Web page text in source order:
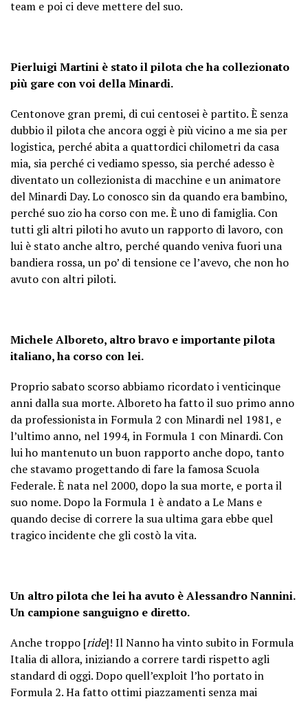
team e poi ci deve mettere del suo.
Pierluigi Martini è stato il pilota che ha collezionato
più gare con voi della Minardi.
Centonove gran premi, di cui centosei è partito. È senza
dubbio il pilota che ancora oggi è più vicino a me sia per
logistica, perché abita a quattordici chilometri da casa
mia, sia perché ci vediamo spesso, sia perché adesso è
diventato un collezionista di macchine e un animatore
del Minardi Day. Lo conosco sin da quando era bambino,
perché suo zio ha corso con me. È uno di famiglia. Con
tutti gli altri piloti ho avuto un rapporto di lavoro, con
lui è stato anche altro, perché quando veniva fuori una
bandiera rossa, un po’ di tensione ce l’avevo, che non ho
avuto con altri piloti.
Michele Alboreto, altro bravo e importante pilota
italiano, ha corso con lei.
Proprio sabato scorso abbiamo ricordato i venticinque
anni dalla sua morte. Alboreto ha fatto il suo primo anno
da professionista in Formula 2 con Minardi nel 1981, e
l’ultimo anno, nel 1994, in Formula 1 con Minardi. Con
lui ho mantenuto un buon rapporto anche dopo, tanto
che stavamo progettando di fare la famosa Scuola
Federale. È nata nel 2000, dopo la sua morte, e porta il
suo nome. Dopo la Formula 1 è andato a Le Mans e
quando decise di correre la sua ultima gara ebbe quel
tragico incidente che gli costò la vita.
Un altro pilota che lei ha avuto è Alessandro Nannini.
Un campione sanguigno e diretto.
Anche troppo [ride]! Il Nanno ha vinto subito in Formula
Italia di allora, iniziando a correre tardi rispetto agli
standard di oggi. Dopo quell’exploit l’ho portato in
Formula 2. Ha fatto ottimi piazzamenti senza mai